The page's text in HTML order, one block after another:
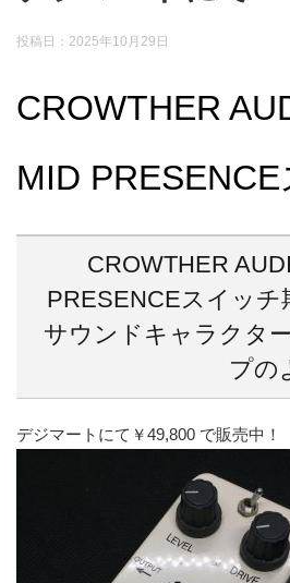
投稿日：2025年10月29日
CROWTHER
MID
CROWTHER
PRESENCEスイッ
サウンドキャラクタ
プの
デジマートにて￥49,800 で販売中！